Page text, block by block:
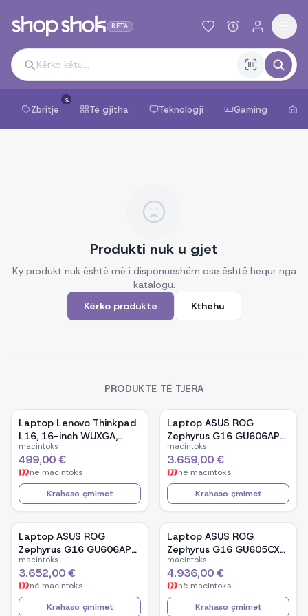
BETA
Zbritje
%
Të gjitha Teknologji Gaming
Produkti nuk u gjet
Ky produkt nuk është më i disponueshëm ose është hequr nga
katalogu.
Kërko produkte
Kthehu
PRODUKTE TË TJERA
Laptop Lenovo Thinkpad
L16, 16-inch WUXGA,
AMD Ryzen 5 Pro-7535U,
16GB Ram DDR5, 512GB
SSD - Black
macintoks
499,00 €
në macintoks
Krahaso çmimet
Laptop ASUS ROG
Zephyrus G16 GU606AP-
TB039W, 16-inch OLED,
Intel Core Ultra 9 386H,
NVIDIA GeForce RTX
5070, 32GB RAM, 1TB
SSD, Windows 11 - White
macintoks
3.659,00 €
në macintoks
Krahaso çmimet
Laptop ASUS ROG
Zephyrus G16 GU606AP-
TB041W, 16-inch OLED,
Intel Core Ultra 9 386H,
NVIDIA GeForce RTX
5070, 32GB RAM, 1TB
macintoks
3.652,00 €
në macintoks
Krahaso çmimet
Laptop ASUS ROG
Zephyrus G16 GU605CX-
QR106W, 16-inch WQXGA
OLED, Intel Core Ultra 9
285H, NVIDIA GeForce
RTX 5090, 32GB RAM,
macintoks
4.936,00 €
në macintoks
Krahaso çmimet